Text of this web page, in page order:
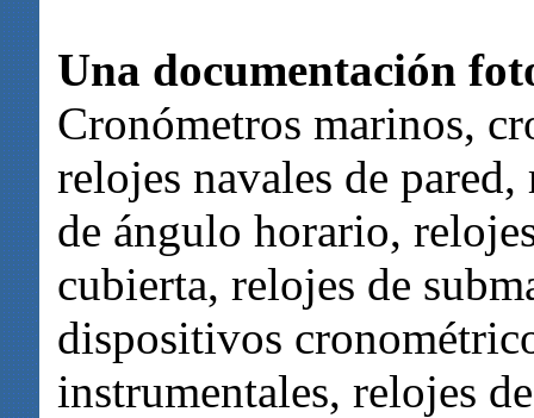
Una documentación
Cronómetros marinos,
relojes navales de
de ángulo horario,
cubierta, relojes de
dispositivos
instrumentales, relojes